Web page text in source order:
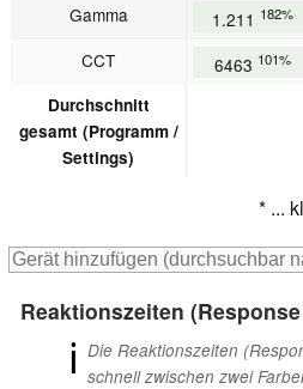
Gamma 1.211 182%
CCT 6463 101%
Durchschnitt
gesamt (Programm /
Settings)
* ...
Reaktionszeiten
ℹ Die Reaktionszeiten
schnell zwischen zwei